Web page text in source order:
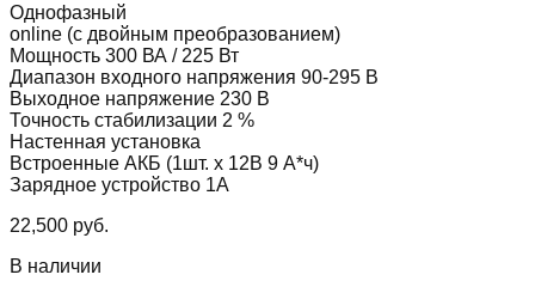
Однофазный
online (с двойным преобразованием)
Мощность 300 ВА / 225 Вт
Диапазон входного напряжения 90-295 В
Выходное напряжение 230 В
Точность стабилизации 2 %
Настенная установка
Встроенные АКБ (1шт. х 12В 9 А*ч)
Зарядное устройство 1А
22,500 руб.
В наличии